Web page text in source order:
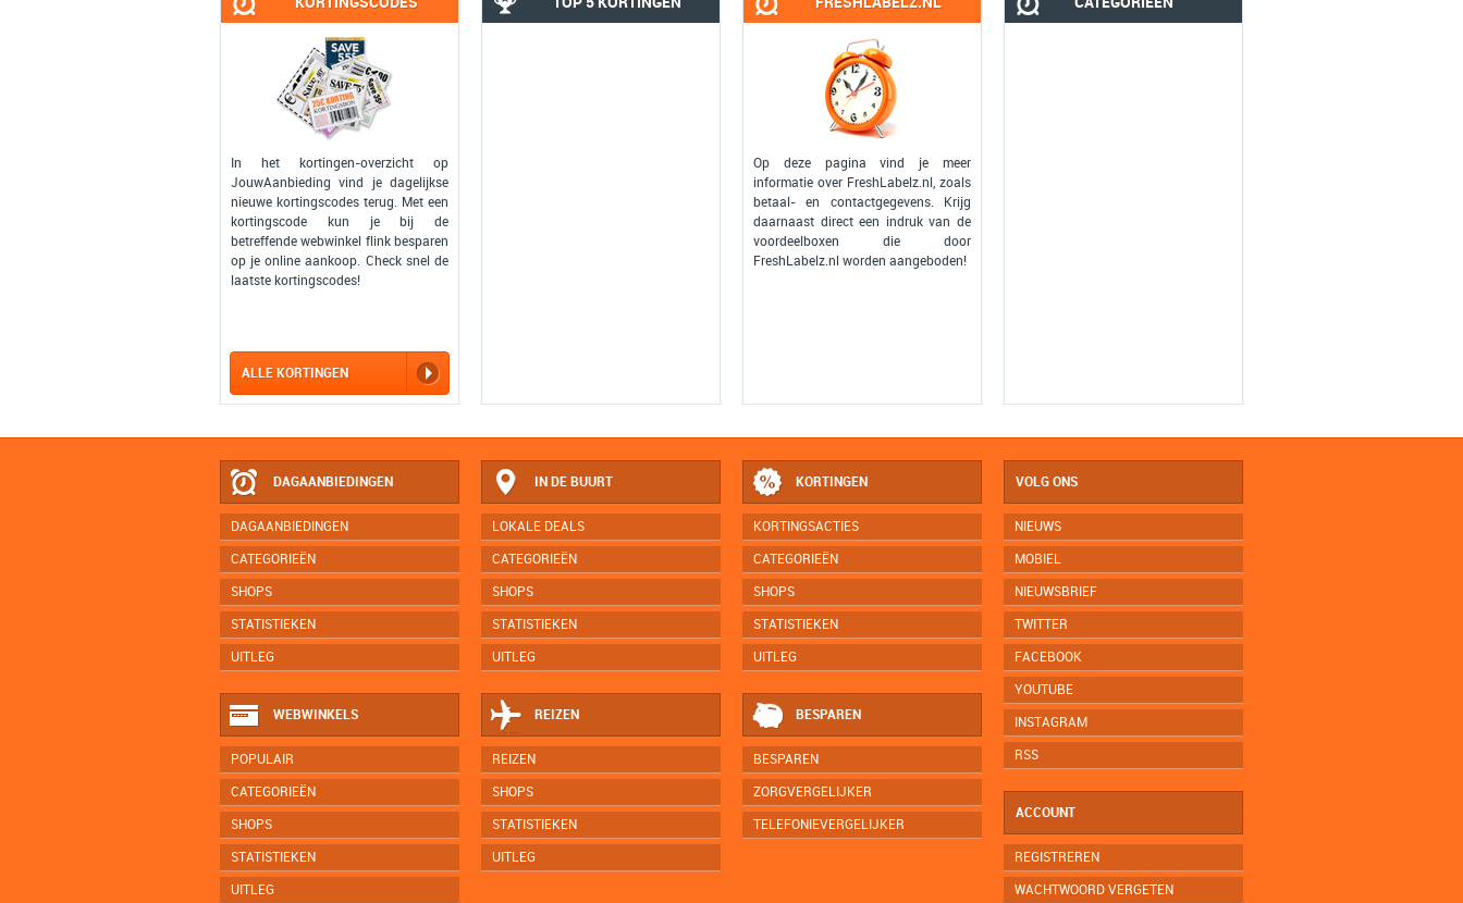
In het kortingen-overzicht op
JouwAanbieding vind je dagelijkse
nieuwe kortingscodes terug. Met een
kortingscode kun je bij de
betreffende webwinkel flink besparen
op je online aankoop. Check snel de
laatste kortingscodes!
ALLE KORTINGEN
Op deze pagina vind je meer
informatie over FreshLabelz.nl, zoals
betaal- en contactgegevens. Krijg
daarnaast direct een indruk van de
voordeelboxen die door
FreshLabelz.nl worden aangeboden!
DAGAANBIEDINGEN
DAGAANBIEDINGEN
CATEGORIEËN
SHOPS
STATISTIEKEN
UITLEG
IN DE BUURT
LOKALE DEALS
CATEGORIEËN
SHOPS
STATISTIEKEN
UITLEG
KORTINGEN
KORTINGSACTIES
CATEGORIEËN
SHOPS
STATISTIEKEN
UITLEG
WEBWINKELS
POPULAIR
CATEGORIEËN
SHOPS
STATISTIEKEN
UITLEG
REIZEN
REIZEN
SHOPS
STATISTIEKEN
UITLEG
BESPAREN
BESPAREN
ZORGVERGELIJKER
TELEFONIEVERGELIJKER
VOLG ONS
NIEUWS
MOBIEL
NIEUWSBRIEF
TWITTER
FACEBOOK
YOUTUBE
INSTAGRAM
RSS
ACCOUNT
REGISTREREN
WACHTWOORD VERGETEN